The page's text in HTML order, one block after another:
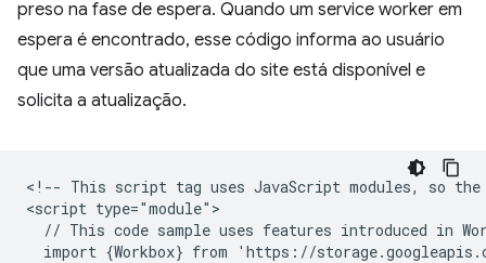
preso na fase de espera. Quando um service worker em
espera é encontrado, esse código informa ao usuário
que uma versão atualizada do site está disponível e
solicita a atualização.
<!-- This script tag uses JavaScript modules, so
<script type="module">
// This code sample uses features introduced in
import {Workbox} from 'https://